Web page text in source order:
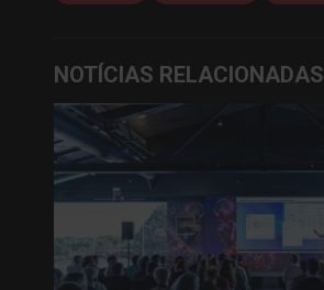
NOTÍCIAS RELACIONADAS